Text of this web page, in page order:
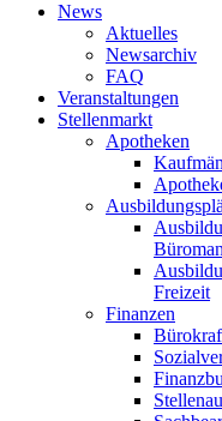
News
Aktuelles
Newsarchiv
FAQ
Veranstaltungen
Stellenmarkt
Apotheken
Freizeit
Finanzen